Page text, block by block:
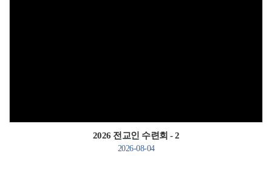
2026 전교인 수련회 - 2
2026-08-04